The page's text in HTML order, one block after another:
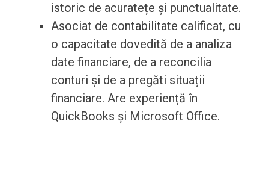
istoric de acuratețe și punctualitate.
Asociat de contabilitate calificat, cu
o capacitate dovedită de a analiza
date financiare, de a reconcilia
conturi și de a pregăti situații
financiare. Are experiență în
QuickBooks și Microsoft Office.